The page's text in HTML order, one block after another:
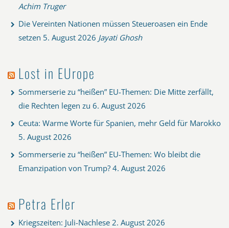
Achim Truger
Die Vereinten Nationen müssen Steueroasen ein Ende
setzen 5. August 2026 Jayati Ghosh
Lost in EUrope
Sommerserie zu “heißen” EU-Themen: Die Mitte zerfällt,
die Rechten legen zu 6. August 2026
Ceuta: Warme Worte für Spanien, mehr Geld für Marokko
5. August 2026
Sommerserie zu “heißen” EU-Themen: Wo bleibt die
Emanzipation von Trump? 4. August 2026
Petra Erler
Kriegszeiten: Juli-Nachlese 2. August 2026